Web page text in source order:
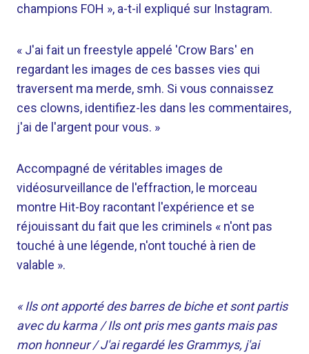
champions FOH », a-t-il expliqué sur Instagram.
« J'ai fait un freestyle appelé 'Crow Bars' en
regardant les images de ces basses vies qui
traversent ma merde, smh. Si vous connaissez
ces clowns, identifiez-les dans les commentaires,
j'ai de l'argent pour vous. »
Accompagné de véritables images de
vidéosurveillance de l'effraction, le morceau
montre Hit-Boy racontant l'expérience et se
réjouissant du fait que les criminels « n'ont pas
touché à une légende, n'ont touché à rien de
valable ».
« Ils ont apporté des barres de biche et sont partis
avec du karma / Ils ont pris mes gants mais pas
mon honneur / J'ai regardé les Grammys, j'ai